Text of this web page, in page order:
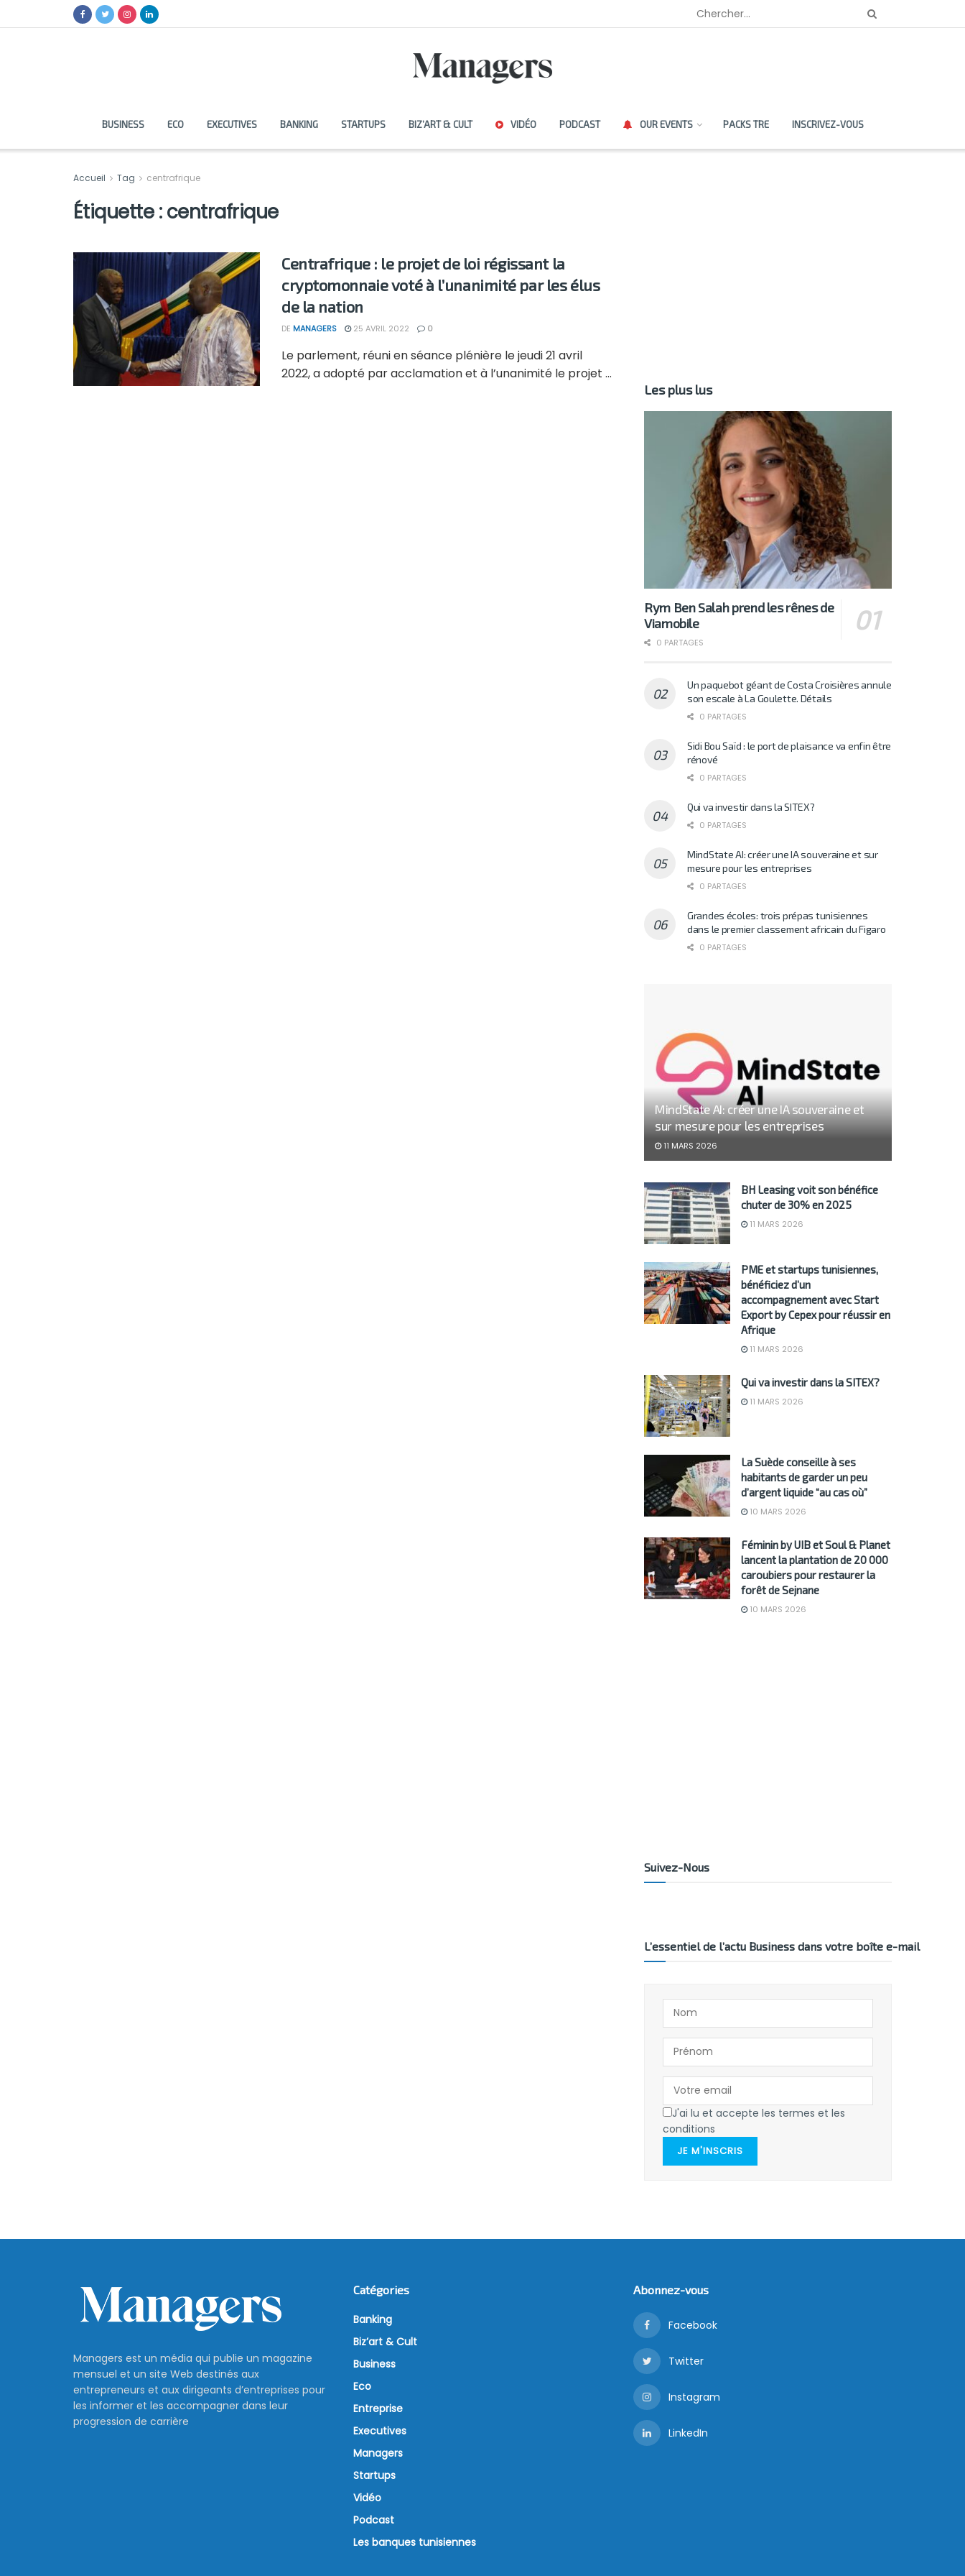
BUSINESS ECO EXECUTIVES BANKING STARTUPS BIZ’ART & CULT VIDÉO PODCAST OUR EVENTS PACKS TRE INSCRIVEZ-VOUS
Accueil Tag centrafrique
Étiquette :centrafrique
Centrafrique : le projet de loi régissant la
cryptomonnaie voté à l’unanimité par les élus
de la nation
DE MANAGERS 25 AVRIL 2022 0
Le parlement, réuni en séance plénière le jeudi 21 avril
2022, a adopté par acclamation et à l’unanimité le projet ...
Les plus lus
Rym Ben Salah prend les rênes de
Viamobile
0 PARTAGES
Un paquebot géant de Costa Croisières annule
son escale à La Goulette. Détails
0 PARTAGES
Sidi Bou Saïd : le port de plaisance va enfin être
rénové
0 PARTAGES
Qui va investir dans la SITEX?
0 PARTAGES
MindState AI: créer une IA souveraine et sur
mesure pour les entreprises
0 PARTAGES
Grandes écoles: trois prépas tunisiennes
dans le premier classement africain du Figaro
0 PARTAGES
MindState AI: créer une IA souveraine et
sur mesure pour les entreprises
11 MARS 2026
BH Leasing voit son bénéfice
chuter de 30% en 2025
11 MARS 2026
PME et startups tunisiennes,
bénéficiez d’un
accompagnement avec Start
Export by Cepex pour réussir en
Afrique
11 MARS 2026
Qui va investir dans la SITEX?
11 MARS 2026
La Suède conseille à ses
habitants de garder un peu
d’argent liquide “au cas où”
10 MARS 2026
Féminin by UIB et Soul & Planet
lancent la plantation de 20 000
caroubiers pour restaurer la
forêt de Sejnane
10 MARS 2026
Suivez-Nous
L’essentiel de l’actu Business dans votre boîte e-mail
J'ai lu et accepte les termes et les
conditions
JE M'INSCRIS
Managers est un média qui publie un magazine
mensuel et un site Web destinés aux
entrepreneurs et aux dirigeants d’entreprises pour
les informer et les accompagner dans leur
progression de carrière
Catégories
Banking
Biz’art & Cult
Business
Eco
Entreprise
Executives
Managers
Startups
Vidéo
Podcast
Les banques tunisiennes
Abonnez-vous
Facebook
Twitter
Instagram
LinkedIn